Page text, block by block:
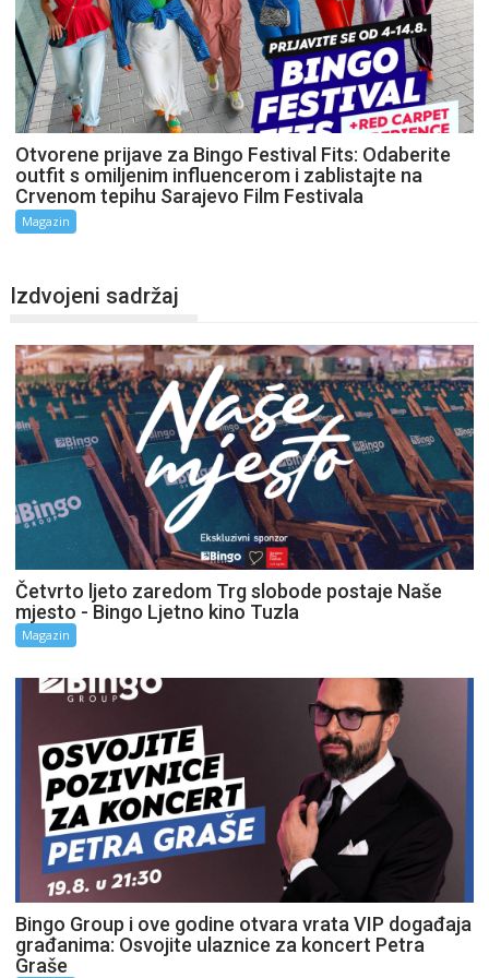
Otvorene prijave za Bingo Festival Fits: Odaberite
outfit s omiljenim influencerom i zablistajte na
Crvenom tepihu Sarajevo Film Festivala
Magazin
Izdvojeni sadržaj
Četvrto ljeto zaredom Trg slobode postaje Naše
mjesto - Bingo Ljetno kino Tuzla
Magazin
Bingo Group i ove godine otvara vrata VIP događaja
građanima: Osvojite ulaznice za koncert Petra
Graše